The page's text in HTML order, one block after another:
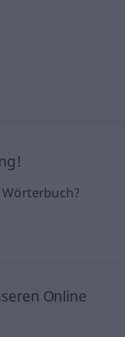
Online